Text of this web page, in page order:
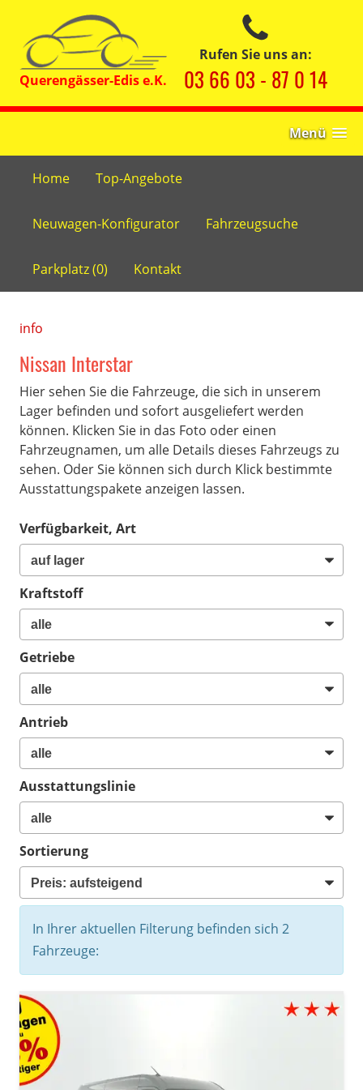
Rufen Sie uns an:
03 66 03 - 87 0 14
Menü
Home Top-Angebote
Neuwagen-Konfigurator Fahrzeugsuche
Parkplatz (0) Kontakt
info
Nissan Interstar
Hier sehen Sie die Fahrzeuge, die sich in unserem
Lager befinden und sofort ausgeliefert werden
können. Klicken Sie in das Foto oder einen
Fahrzeugnamen, um alle Details dieses Fahrzeugs zu
sehen. Oder Sie können sich durch Klick bestimmte
Ausstattungspakete anzeigen lassen.
Verfügbarkeit, Art
Kraftstoff
Getriebe
Antrieb
Ausstattungslinie
Sortierung
In Ihrer aktuellen Filterung befinden sich 2
Fahrzeuge: